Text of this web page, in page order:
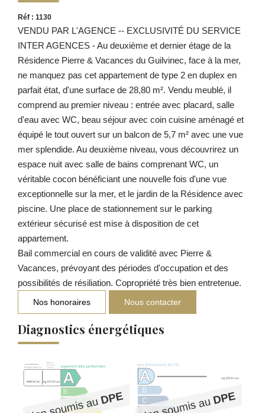
Réf : 1130
VENDU PAR L'AGENCE -- EXCLUSIVITÉ DU SERVICE
INTER AGENCES - Au deuxième et dernier étage de la
Résidence Pierre & Vacances du Guilvinec, face à la mer,
ne manquez pas cet appartement de type 2 en duplex en
parfait état, d'une surface de 28,80 m². Vendu meublé, il
comprend au premier niveau : entrée avec placard, salle
d'eau avec WC, beau séjour avec coin cuisine aménagé et
équipé le tout ouvert sur un balcon de 5,7 m² avec une vue
mer splendide. Au deuxième niveau, vous découvrirez un
espace nuit avec salle de bains comprenant WC, un
véritable cocon bénéficiant une nouvelle fois d'une vue
exceptionnelle sur la mer, et le jardin de la Résidence avec
piscine. Une place de stationnement sur le parking
extérieur sécurisé est mise à disposition de cet
appartement.
Bail commercial en cours de validité avec Pierre &
Vacances, prévoyant des périodes d'occupation et des
possibilités de résiliation. Copropriété très bien entretenue.
Nos honoraires Nous contacter
Diagnostics énergétiques